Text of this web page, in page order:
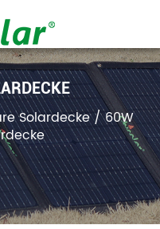
Solardecke/60W